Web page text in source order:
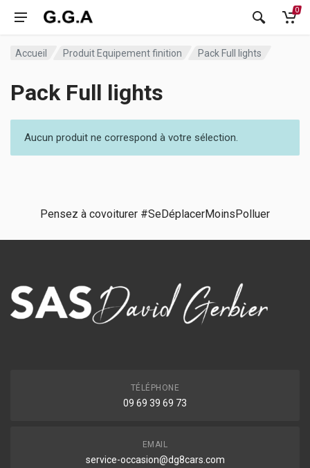
0
Accueil Produit Equipement finition Pack Full lights
Pack Full lights
Aucun produit ne correspond à votre sélection.
Pensez à covoiturer #SeDéplacerMoinsPolluer
TÉLÉPHONE
09 69 39 69 73
EMAIL
service-occasion@dg8cars.com